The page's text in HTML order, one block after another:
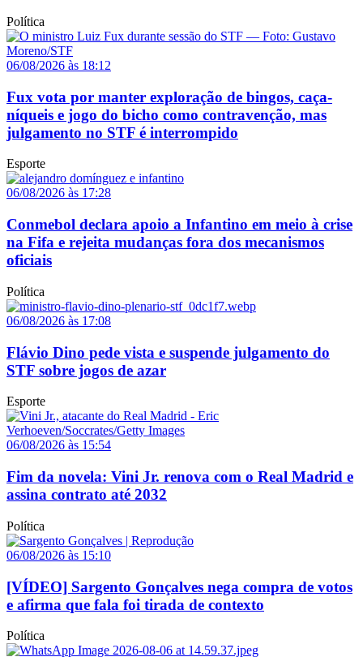
Política
06/08/2026 às 18:12
Fux vota por manter exploração de bingos, caça-
níqueis e jogo do bicho como contravenção, mas
julgamento no STF é interrompido
Esporte
06/08/2026 às 17:28
Conmebol declara apoio a Infantino em meio à crise
na Fifa e rejeita mudanças fora dos mecanismos
oficiais
Política
06/08/2026 às 17:08
Flávio Dino pede vista e suspende julgamento do
STF sobre jogos de azar
Esporte
06/08/2026 às 15:54
Fim da novela: Vini Jr. renova com o Real Madrid e
assina contrato até 2032
Política
06/08/2026 às 15:10
[VÍDEO] Sargento Gonçalves nega compra de votos
e afirma que fala foi tirada de contexto
Política